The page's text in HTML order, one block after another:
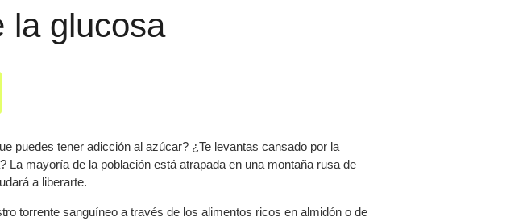
la glucosa
puedes tener adicción al azúcar? ¿Te levantas cansado por la
La mayoría de la población está atrapada en una montaña rusa de
a liberarte.
torrente sanguíneo a través de los alimentos ricos en almidón o de